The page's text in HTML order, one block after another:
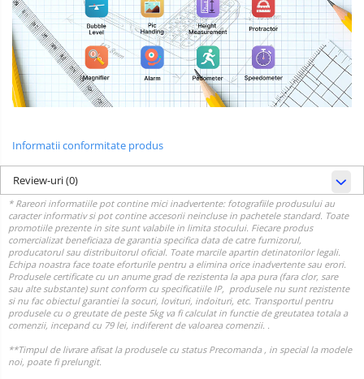
Informatii conformitate produs
Review-uri(0)